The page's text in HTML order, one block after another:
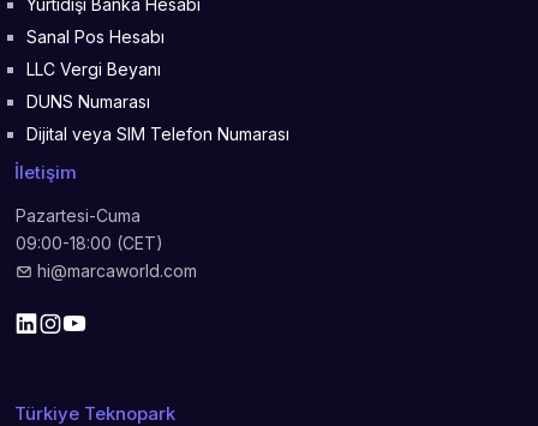
Yurtıdışı Banka Hesabı
Sanal Pos Hesabı
LLC Vergi Beyanı
DUNS Numarası
Dijital veya SIM Telefon Numarası
İletişim
Pazartesi-Cuma
09:00-18:00 (CET)
hi@marcaworld.com
Türkiye Teknopark